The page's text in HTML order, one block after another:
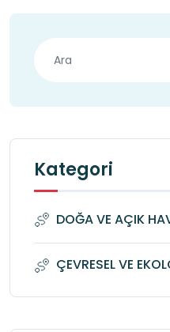
Kategori
DOĞA VE AÇIK
ÇEVRESEL VE